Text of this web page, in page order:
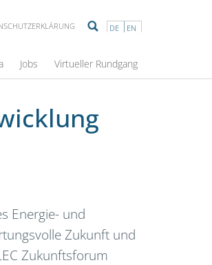
DE EN
Jobs Virtueller Rundgang
Energie- und
Zukunft und
Zukunftsforum